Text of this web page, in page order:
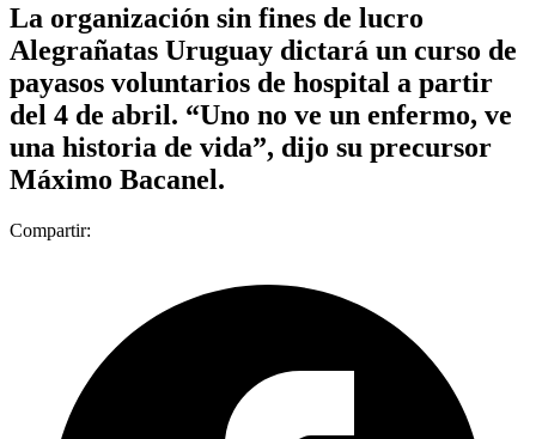
La organización sin fines de lucro
Alegrañatas Uruguay dictará un curso de
payasos voluntarios de hospital a partir
del 4 de abril. “Uno no ve un enfermo, ve
una historia de vida”, dijo su precursor
Máximo Bacanel.
Compartir: